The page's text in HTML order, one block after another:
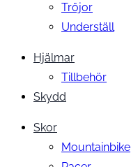
Tröjor
Underställ
Hjälmar
Tillbehör
Skydd
Skor
Mountainbike